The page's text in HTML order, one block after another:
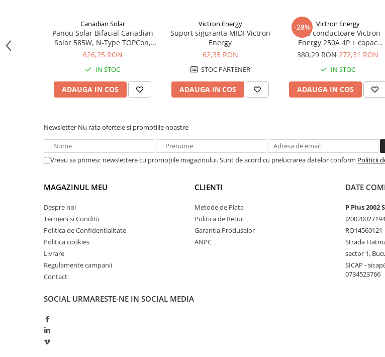
SLA AGM (Sealed Lead Acid)
Deep Cycle - Tractiune/Semi-
Sisteme de management (BMS)
Redresoare, incarcatoare si testere
Redresoare auto, moto, barci si
sisteme de urgenta - acumulator
UPS Calculatoare si Servere
UPS Trifazat
Stabilizatoare Tensiune
PDUs unitati de distributie a
energiei electrice
Drumetii / Camping
Canadian Solar
Panou Solar Bifacial Canadian
Solar 585W, N-Type TOPCon,
CS6W-TB-SF-BIF
626,25 RON
IN STOC
ADAUGA IN COS
Victron Energy
Suport siguranta MIDI Victron
Energy
62,35 RON
STOC PARTENER
ADAUGA IN COS
-28% Victron Energy
Bara conductoare Victron
Energy 250A 4P + capac
BUSBAR VBB125040010
380,29 RON272,31 RON
IN STOC
ADAUGA IN COS
Newsletter Nu rata ofertele si promotiile noastre
Vreau sa primesc newslettere cu promoțiile magazinului. Sunt de acord cu prelucrarea datelor conform Politicii
MAGAZINUL MEU
Despre noi
Termeni si Conditii
Politica de Confidentialitate
Politica cookies
Livrare
Regulamente campanii
Contact
CLIENTI
Metode de Plata
Politica de Retur
Garantia Produselor
ANPC
DATE
P Plus 2002
RO14560121
Strada
sector 1,
SICAP -
0734523766
SOCIAL URMARESTE-NE IN SOCIAL MEDIA